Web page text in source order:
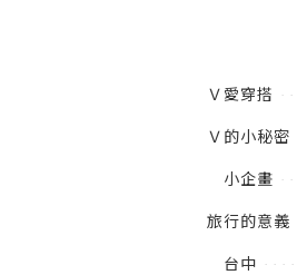
Ｖ愛穿搭
Ｖ的小秘密
小企畫
旅行的意義
台中